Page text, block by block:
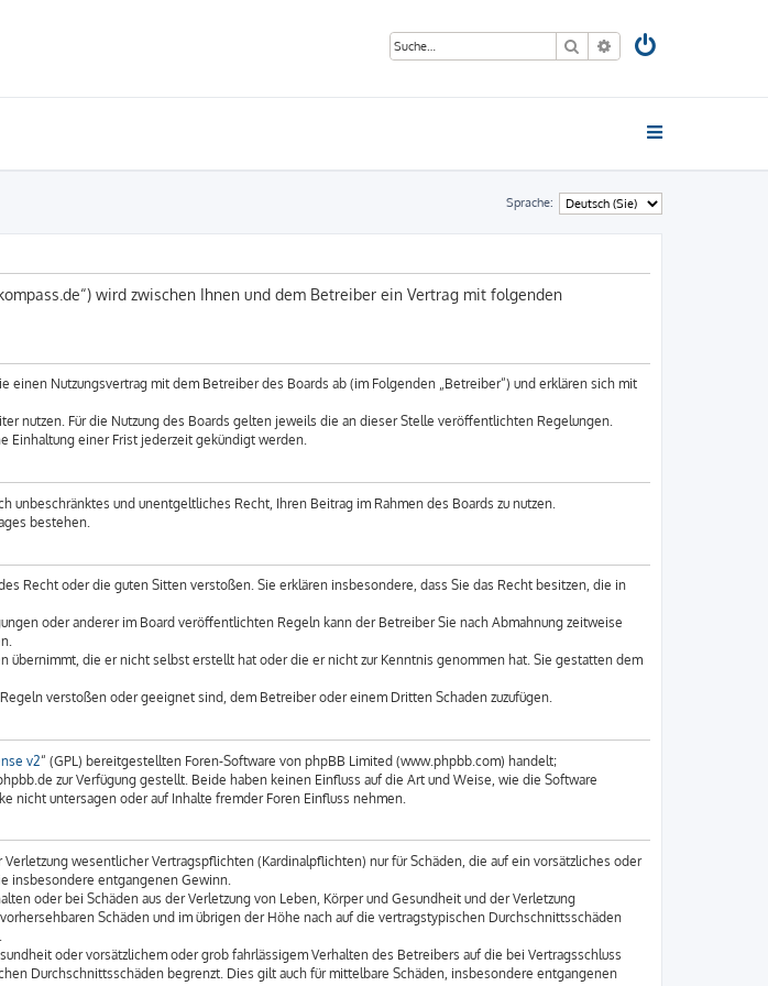
Suche Erweiterte Suche
Sprache:
wird zwischen Ihnen und dem Betreiber ein Vertrag mit folgenden
einen Nutzungsvertrag mit dem Betreiber des Boards ab (im Folgenden „Betreiber“) und erklären sich mit
nutzen. Für die Nutzung des Boards gelten jeweils die an dieser Stelle veröffentlichten Regelungen.
Einhaltung einer Frist jederzeit gekündigt werden.
und unentgeltliches Recht, Ihren Beitrag im Rahmen des Boards zu nutzen.
bestehen.
Recht oder die guten Sitten verstoßen. Sie erklären insbesondere, dass Sie das Recht besitzen, die in
oder anderer im Board veröffentlichten Regeln kann der Betreiber Sie nach Abmahnung zeitweise
die er nicht selbst erstellt hat oder die er nicht zur Kenntnis genommen hat. Sie gestatten dem
verstoßen oder geeignet sind, dem Betreiber oder einem Dritten Schaden zuzufügen.
v2“ (GPL) bereitgestellten Foren-Software von phpBB Limited (www.phpbb.com) handelt;
zur Verfügung gestellt. Beide haben keinen Einfluss auf die Art und Weise, wie die Software
nicht untersagen oder auf Inhalte fremder Foren Einfluss nehmen.
wesentlicher Vertragspflichten (Kardinalpflichten) nur für Schäden, die auf ein vorsätzliches oder
insbesondere entgangenen Gewinn.
oder bei Schäden aus der Verletzung von Leben, Körper und Gesundheit und der Verletzung
Schäden und im übrigen der Höhe nach auf die vertragstypischen Durchschnittsschäden
oder vorsätzlichem oder grob fahrlässigem Verhalten des Betreibers auf die bei Vertragsschluss
Durchschnittsschäden begrenzt. Dies gilt auch für mittelbare Schäden, insbesondere entgangenen